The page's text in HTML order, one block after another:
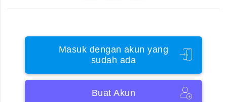
Masuk dengan akun yang
sudah ada
Buat Akun